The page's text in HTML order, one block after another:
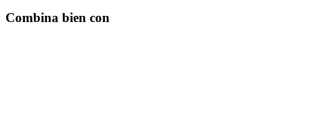
Combina bien con